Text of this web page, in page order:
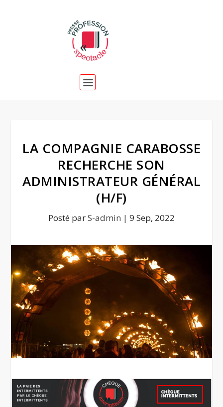
LA COMPAGNIE CARABOSSE
RECHERCHE SON
ADMINISTRATEUR GÉNÉRAL
(H/F)
Posté parS-admin | 9 Sep, 2022